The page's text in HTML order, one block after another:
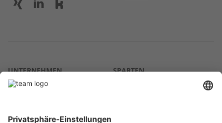
UNTERNEHMEN
Über uns
Karriere
SPARTEN